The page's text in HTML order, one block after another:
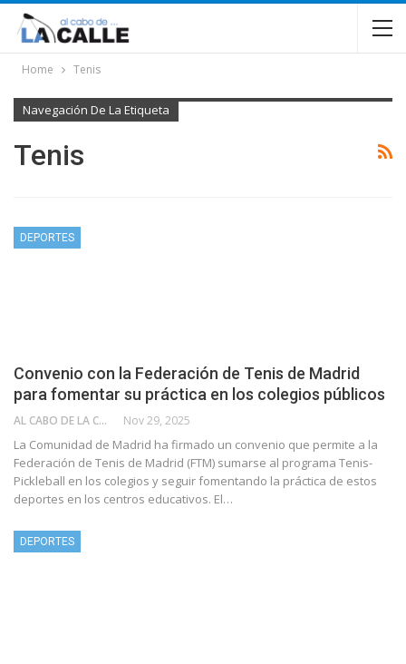
Home Tenis
Navegación De La Etiqueta
Tenis
DEPORTES
Convenio con la Federación de Tenis de Madrid
para fomentar su práctica en los colegios públicos
AL CABO DE LA CALLE Nov 29, 2025
La Comunidad de Madrid ha firmado un convenio que permite a la
Federación de Tenis de Madrid (FTM) sumarse al programa Tenis-
Pickleball en los colegios y seguir fomentando la práctica de estos
deportes en los centros educativos. El…
DEPORTES